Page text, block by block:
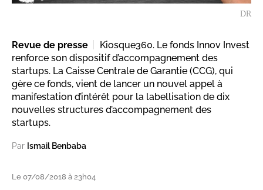
DR
Revue de presse
Kiosque360. Le fonds Innov Invest
renforce son dispositif d’accompagnement des
startups. La Caisse Centrale de Garantie (CCG), qui
gère ce fonds, vient de lancer un nouvel appel à
manifestation d’intérêt pour la labellisation de dix
nouvelles structures d’accompagnement des
startups.
Par Ismail Benbaba
Le 07/08/2018 à 23h04